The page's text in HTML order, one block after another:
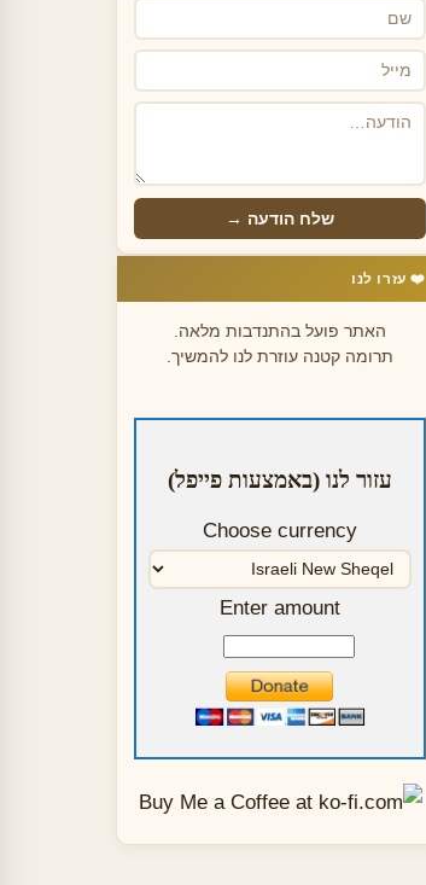
שלח הודעה →
❤️ עזרו לנו
האתר פועל בהתנדבות מלאה.
תרומה קטנה עוזרת לנו להמשיך.
עזור לנו (באמצעות פייפל)
Choose currency
Enter amount